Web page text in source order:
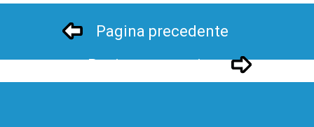
Pagina precedente
Pagina successivo